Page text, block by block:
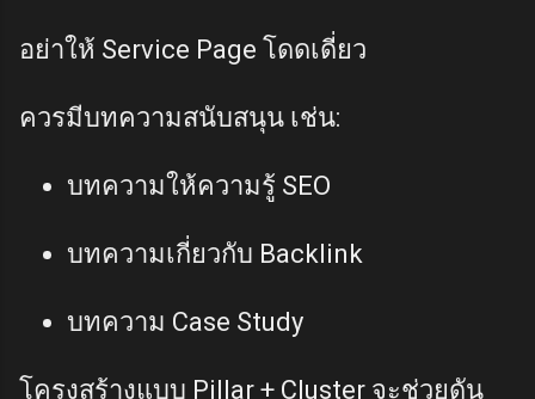
อย่าให้ Service Page โดดเดี่ยว
ควรมีบทความสนับสนุน เช่น:
บทความให้ความรู้ SEO
บทความเกี่ยวกับ Backlink
บทความ Case Study
โครงสร้างแบบ Pillar + Cluster จะช่วยดัน